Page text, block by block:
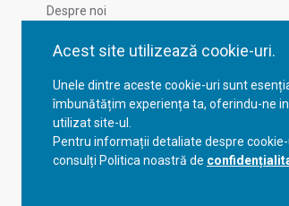
Acest site utilizează cookie-uri.
Unele dintre aceste cookie-uri sunt
îmbunătățim experiența ta, oferindu-ne
utilizat site-ul.
Pentru informații detaliate despre
consulți Politica noastră de
Despre noi
Confidentialitate
GDPR - Datele tale